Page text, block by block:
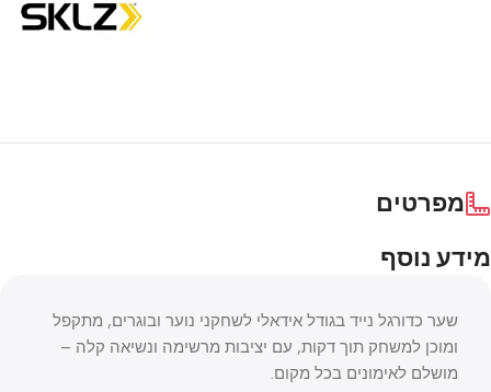
מפרטים
מידע נוסף
שער כדורגל נייד בגודל אידאלי לשחקני נוער ובוגרים, מתקפל
ומוכן למשחק תוך דקות, עם יציבות מרשימה ונשיאה קלה –
מושלם לאימונים בכל מקום.